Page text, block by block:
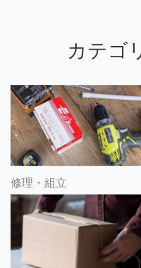
カテゴ
修理・組立